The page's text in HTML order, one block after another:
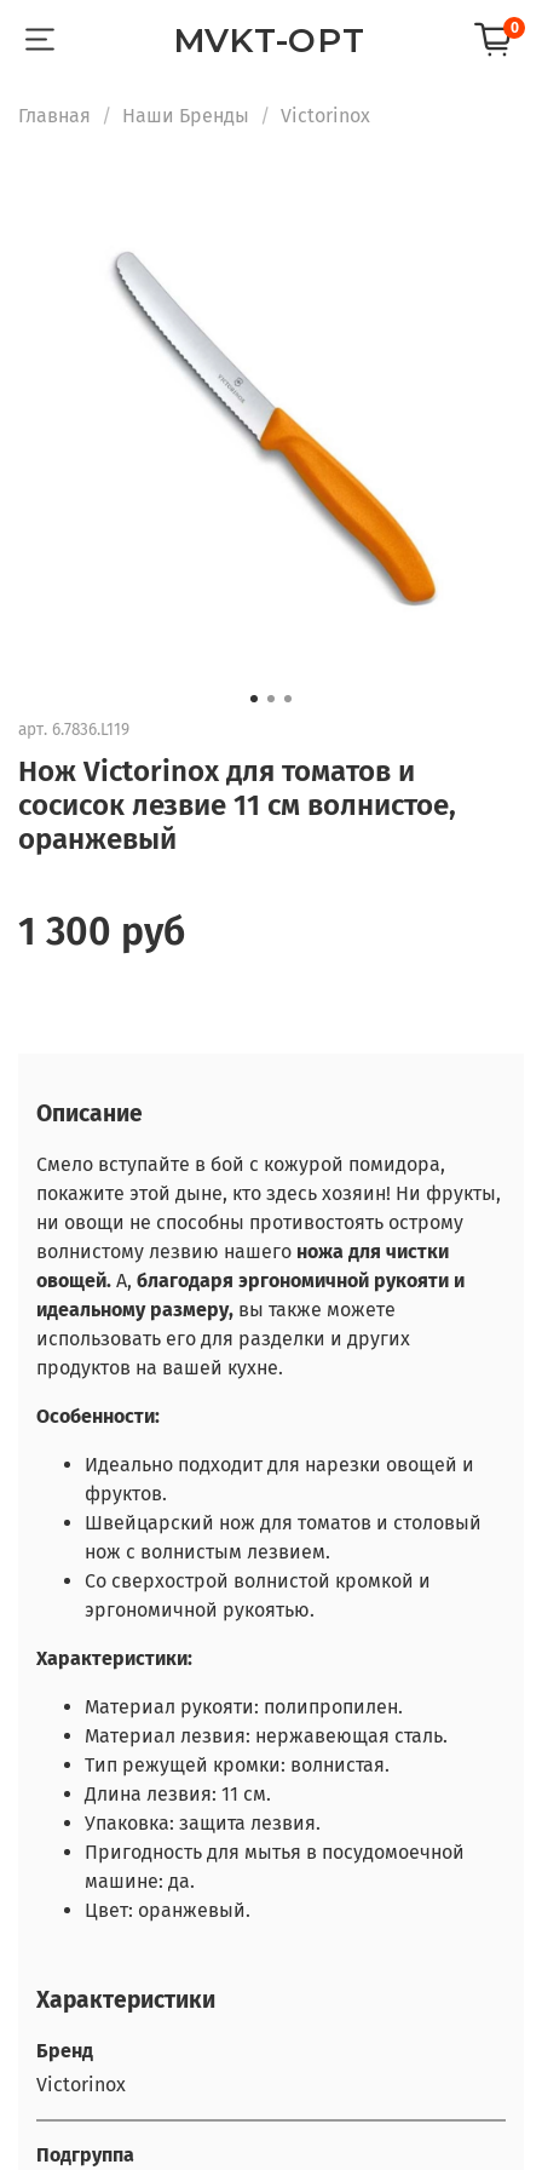
MVKT-OPT 0
Главная Наши Бренды Victorinox
арт. 6.7836.L119
Нож Victorinox для томатов и
сосисок лезвие 11 см волнистое,
оранжевый
1 300 руб
Описание
Смело вступайте в бой с кожурой помидора,
покажите этой дыне, кто здесь хозяин! Ни фрукты,
ни овощи не способны противостоять острому
волнистому лезвию нашего ножа для чистки
овощей. А, благодаря эргономичной рукояти и
идеальному размеру, вы также можете
использовать его для разделки и других
продуктов на вашей кухне.
Особенности:
Идеально подходит для нарезки овощей и
фруктов.
Швейцарский нож для томатов и столовый
нож с волнистым лезвием.
Со сверхострой волнистой кромкой и
эргономичной рукоятью.
Характеристики:
Материал рукояти: полипропилен.
Материал лезвия: нержавеющая сталь.
Тип режущей кромки: волнистая.
Длина лезвия: 11 см.
Упаковка: защита лезвия.
Пригодность для мытья в посудомоечной
машине: да.
Цвет: оранжевый.
Характеристики
Бренд
Victorinox
Подгруппа